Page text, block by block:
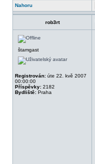
Nahoru
rob3rt
štamgast
Registrován: úte 22. kvě 2007
00:00:00
Příspěvky: 2182
Bydliště: Praha